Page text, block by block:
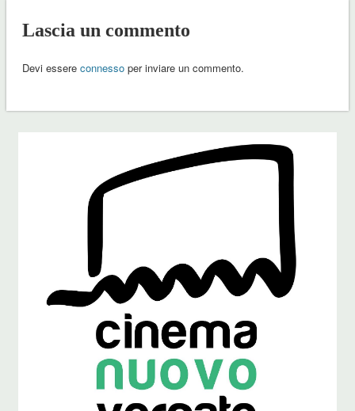
Lascia un commento
Devi essere connessoper inviare un commento.